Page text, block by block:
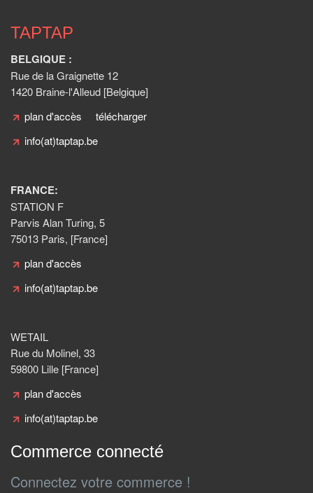
TAPTAP
BELGIQUE :
Rue de la Graignette 12
1420 Braine-l'Alleud [Belgique]
plan d'accès
télécharger
info(at)taptap.be
FRANCE:
STATION F
Parvis Alan Turing, 5
75013 Paris, [France]
plan d'accès
info(at)taptap.be
WETAIL
Rue du Molinel, 33
59800 Lille [France]
plan d'accès
info(at)taptap.be
Commerce connecté
Connectez votre commerce !